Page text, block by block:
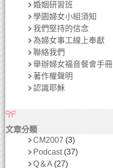
婚姻研習班
學園婦女小組須知
我們堅持的信念
為婦女事工線上奉獻
聯絡我們
舉辦婦女福音餐會手冊
著作權聲明
認識耶穌
文章分類
CM2007 (3)
Podcast(37)
Q＆A (27)